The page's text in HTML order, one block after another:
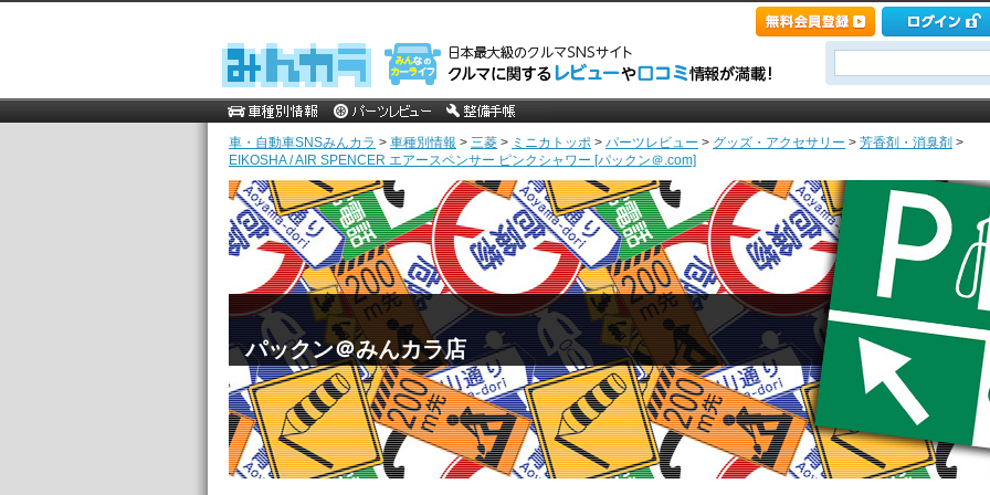
車・自動車SNSみんカラ > 車種別情報 > 三菱 > ミニカトッポ > パーツレビュー > グッズ・アクセサリー > 芳香剤・消臭剤 >
EIKOSHA / AIR SPENCER エアースペンサー ピンクシャワー [パックン＠.com]
パックン＠みんカラ店